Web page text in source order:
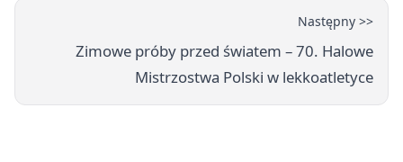
Następny >>
Zimowe próby przed światem – 70. Halowe
Mistrzostwa Polski w lekkoatletyce